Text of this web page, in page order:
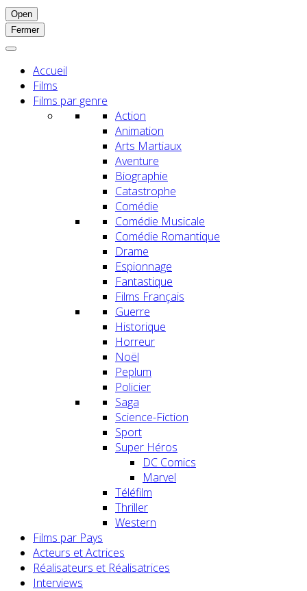
Open
Fermer
Accueil
Films
Films par genre
Action
Animation
Arts Martiaux
Aventure
Biographie
Catastrophe
Comédie
Comédie Musicale
Comédie Romantique
Drame
Espionnage
Fantastique
Films Français
Guerre
Historique
Horreur
Noël
Peplum
Policier
Saga
Science-Fiction
Sport
Super Héros
DC Comics
Marvel
Téléfilm
Thriller
Western
Films par Pays
Acteurs et Actrices
Réalisateurs et Réalisatrices
Interviews